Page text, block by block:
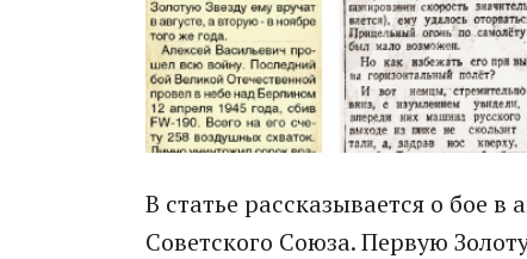
В статье рассказывается о бое
Советского Союза. Первую